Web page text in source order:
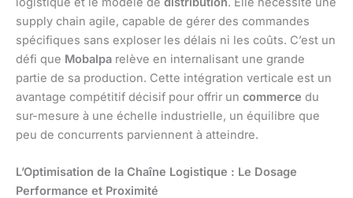
supply chain agile, capable de gérer des commandes
spécifiques sans exploser les délais ni les coûts. C’est un
défi que Mobalpa relève en internalisant une grande
partie de sa production. Cette intégration verticale est un
avantage compétitif décisif pour offrir un commerce du
sur-mesure à une échelle industrielle, un équilibre que
peu de concurrents parviennent à atteindre.
L’Optimisation de la Chaîne Logistique : Le Dosage
Performance et Proximité